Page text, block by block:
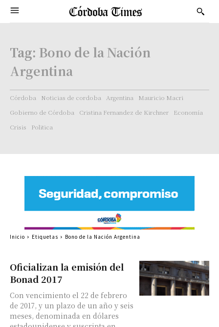
Tag: Bono de la Nación
Argentina
Córdoba Noticias de cordoba Argentina
Mauricio Macri
Gobierno de Córdoba
Cristina Fernandez de Kirchner
Economía
Crisis
Politica
Oficializan la emisión del
Bonad 2017
Con vencimiento el 22 de febrero
de 2017, y un plazo de un año y seis
meses, denominada en dólares
Inicio Etiquetas Bono de la Nación Argentina